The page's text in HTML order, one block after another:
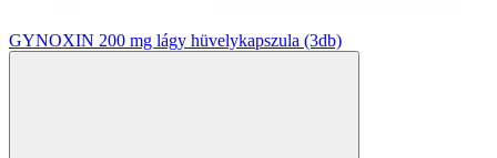
GYNOXIN 200 mg lágy hüvelykapszula (3db)